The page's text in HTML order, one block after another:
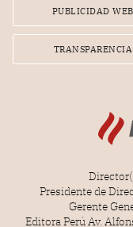
PUBLICIDAD WEB
TRANSPARENCIA
Presidente de
Gerente
Editora Perú Av.